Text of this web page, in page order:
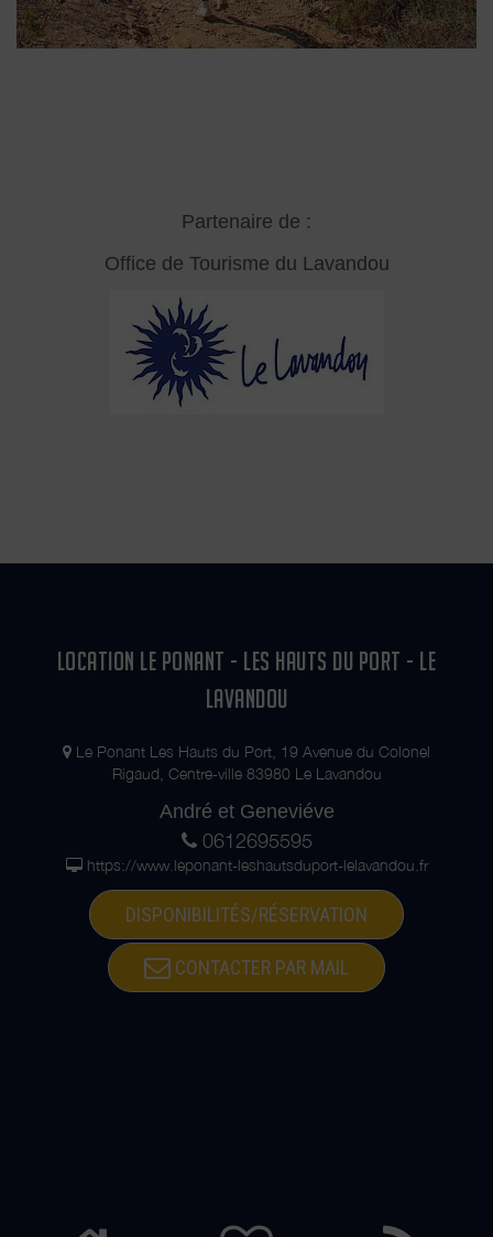
Partenaire de :
Office de Tourisme du Lavandou
LOCATION LE PONANT - LES HAUTS DU PORT - LE
LAVANDOU
Le Ponant Les Hauts du Port, 19 Avenue du Colonel
Rigaud, Centre-ville 83980 Le Lavandou
André et Geneviéve
0612695595
https://www.leponant-leshautsduport-lelavandou.fr
DISPONIBILITÉS/RÉSERVATION
CONTACTER PAR MAIL